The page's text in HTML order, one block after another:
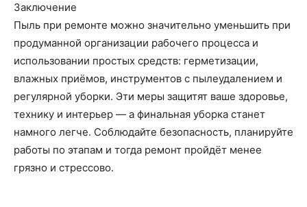
Заключение
Пыль при ремонте можно значительно уменьшить при
продуманной организации рабочего процесса и
использовании простых средств: герметизации,
влажных приёмов, инструментов с пылеудалением и
регулярной уборки. Эти меры защитят ваше здоровье,
технику и интерьер — а финальная уборка станет
намного легче. Соблюдайте безопасность, планируйте
работы по этапам и тогда ремонт пройдёт менее
грязно и стрессово.